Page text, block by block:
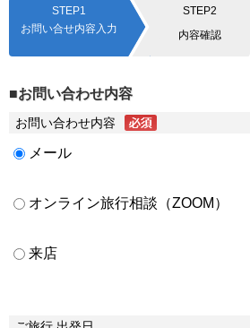
STEP1
お問い合せ内容入力
STEP2
内容確認
■お問い合わせ内容
お問い合わせ内容
メール
オンライン旅行相談（ZOOM）
来店